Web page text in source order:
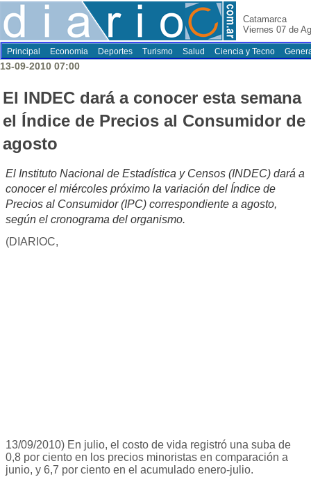
Catamarca
Viernes 07 de
Principal Economia Deportes Turismo Salud Ciencia y Tecno
13-09-2010 07:00
El INDEC dará a conocer esta semana
el Índice de Precios al Consumidor de
agosto
El Instituto Nacional de Estadística y Censos (INDEC) dará a
conocer el miércoles próximo la variación del Índice de
Precios al Consumidor (IPC) correspondiente a agosto,
según el cronograma del organismo.
(DIARIOC,
13/09/2010) En julio, el costo de vida registró una suba de
0,8 por ciento en los precios minoristas en comparación a
junio, y 6,7 por ciento en el acumulado enero-julio.